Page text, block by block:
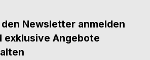
den Newsletter anmelden
exklusive Angebote